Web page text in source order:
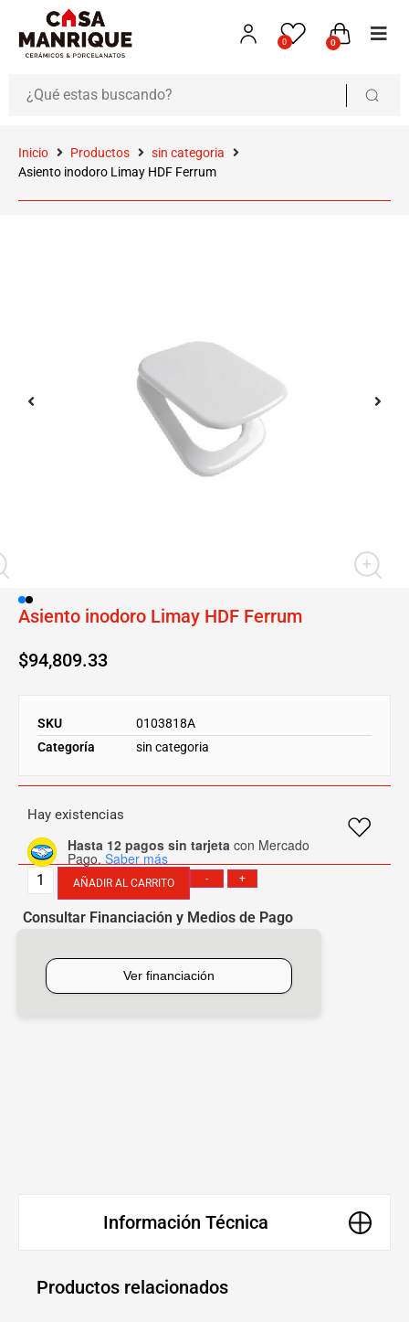
0 0
Inicio Productos
sin categoria
Asiento inodoro Limay HDF Ferrum
Asiento inodoro Limay HDF Ferrum
$94,809.33
SKU
0103818A
Categoría
sin categoria
Hay existencias
Hasta 12 pagos sin tarjeta con Mercado
Pago. Saber más
- +
AÑADIR AL CARRITO
Consultar Financiación y Medios de Pago
Información Técnica
Productos relacionados